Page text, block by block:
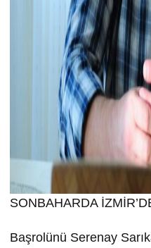
SONBAHARDA
Başrolünü Serenay